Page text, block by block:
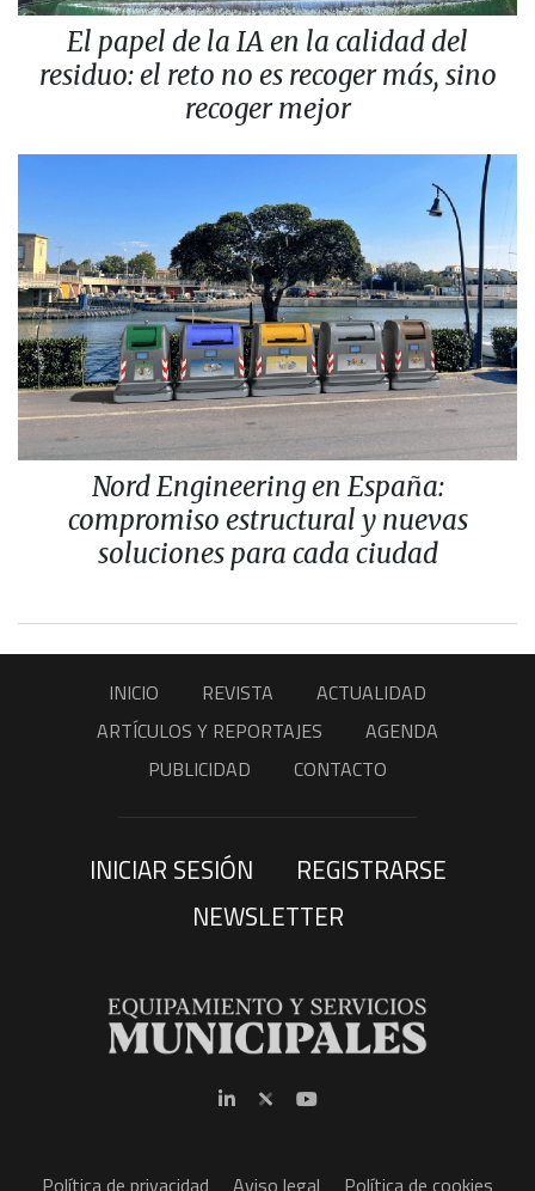
El papel de la IA en la calidad del
residuo: el reto no es recoger más, sino
recoger mejor
Nord Engineering en España:
compromiso estructural y nuevas
soluciones para cada ciudad
INICIO REVISTA
ACTUALIDAD
ARTÍCULOS Y REPORTAJES
AGENDA
PUBLICIDAD
CONTACTO
INICIAR SESIÓN
REGISTRARSE
NEWSLETTER